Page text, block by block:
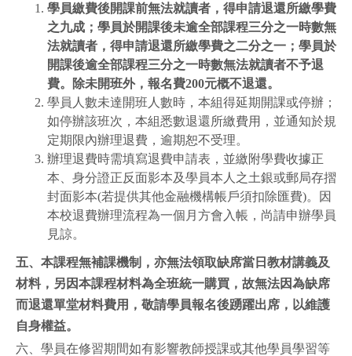
學員繳費後開課前無法就讀者，得申請退還所繳學費
之九成；學員於開課後未逾全部課程三分之一時數無
法就讀者，得申請退還所繳學費之二分之一；學員於
開課後逾全部課程三分之一時數無法就讀者不予退
費。除未開班外，報名費200元概不退還。
學員人數未達開班人數時，本組得延期開課或停辦；
如停辦該班次，本組悉數退還所繳費用，並通知於規
定期限內辦理退費，逾期恕不受理。
辦理退費時需填寫退費申請表，並繳附學費收據正
本、身分證正反面影本及學員本人之土銀或郵局存摺
封面影本(若提供其他金融機構帳戶須扣除匯費)。因
本校退費辦理流程為一個月方會入帳，尚請申辦學員
見諒。
五、 本課程無補課機制，亦無法領取缺席當日教材講義及
材料，另因本課程材料為全班統一購買，故無法因為缺席
而退還單堂材料費用，敬請學員報名後踴躍出席，以維護
自身權益。
六、學員在修習期間如有影響教師授課或其他學員學習等